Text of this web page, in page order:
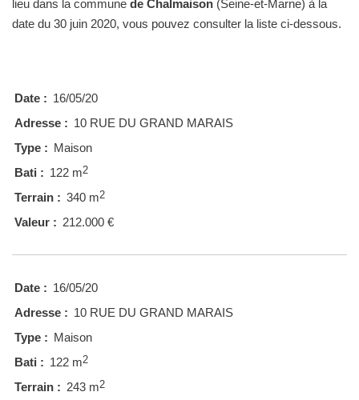
lieu dans la commune de Chalmaison (Seine-et-Marne) à la
date du 30 juin 2020, vous pouvez consulter la liste ci-dessous.
Date : 16/05/20
Adresse : 10 RUE DU GRAND MARAIS
Type : Maison
Bati : 122 m2
Terrain : 340 m2
Valeur : 212.000 €
Date : 16/05/20
Adresse : 10 RUE DU GRAND MARAIS
Type : Maison
Bati : 122 m2
Terrain : 243 m2